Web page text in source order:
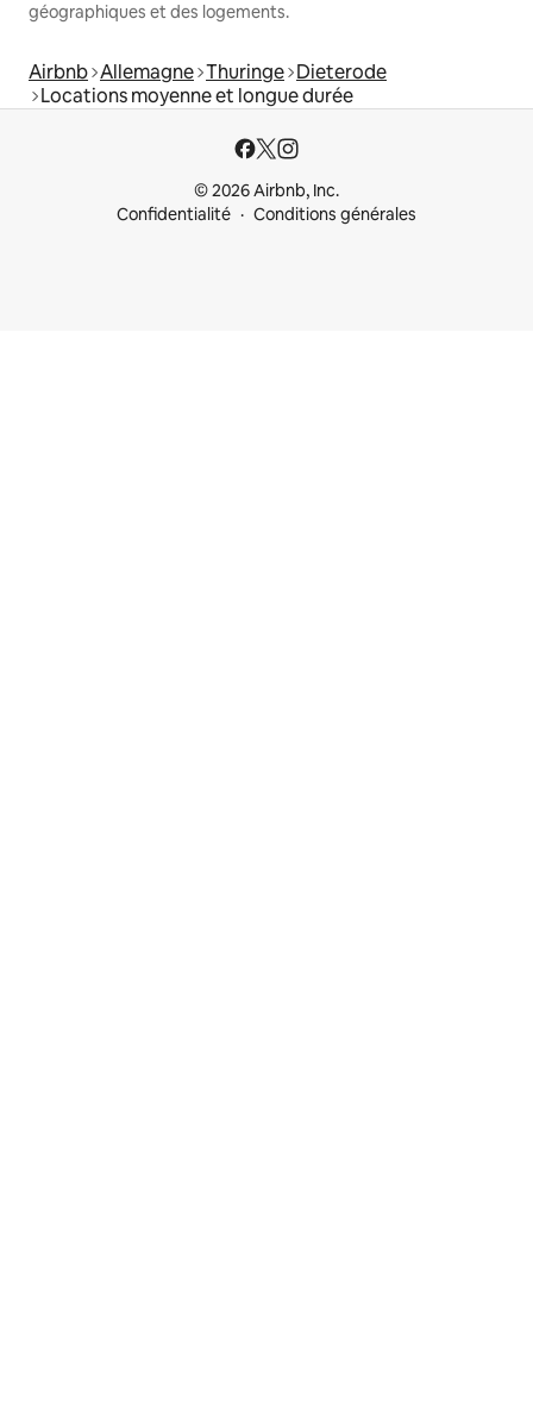
géographiques et des logements.
Airbnb Allemagne Thuringe Dieterode
Locations moyenne et longue durée
© 2026 Airbnb, Inc.
Confidentialité
Conditions générales